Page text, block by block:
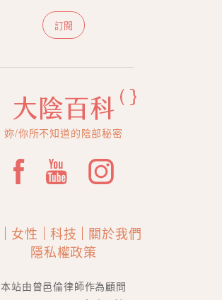
訂閱
妳/你所不知道的陰部秘密
女性 科技
關於我們
隱私權政策
本站由曾邑倫律師作為顧問